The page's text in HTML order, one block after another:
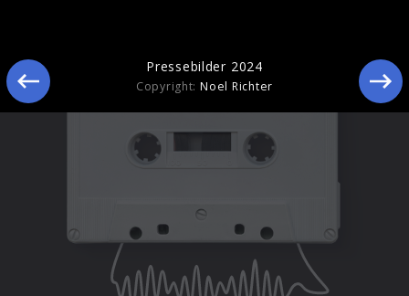
Pressebilder 2024
Copyright:Noel Richter